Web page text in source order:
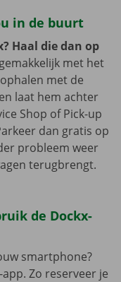
in de buurt
Haal die dan op
met het
met de
laat hem achter
Shop of Pick-up
dan gratis op
probleem weer
terugbrengt.
de Dockx-
smartphone?
Zo reserveer je